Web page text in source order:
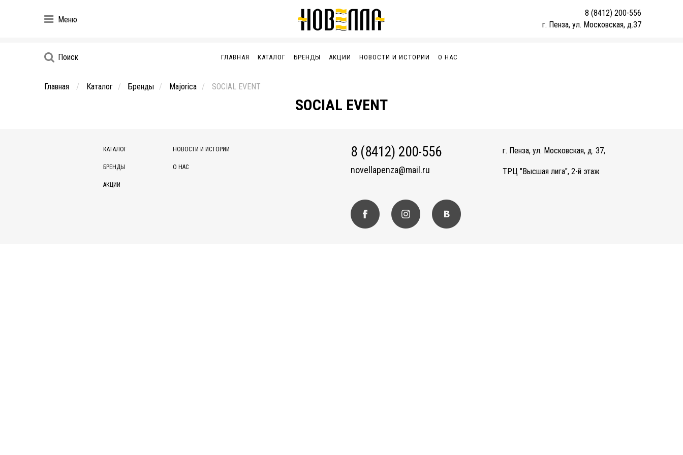
Меню
8 (8412) 200-556
г. Пенза, ул. Московская, д.37
Поиск ГЛАВНАЯ КАТАЛОГ БРЕНДЫ АКЦИИ НОВОСТИ И ИСТОРИИ О НАС
Главная Каталог Бренды Majorica SOCIAL EVENT
SOCIAL EVENT
КАТАЛОГ
БРЕНДЫ
АКЦИИ
НОВОСТИ И ИСТОРИИ
О НАС
8 (8412) 200-556
novellapenza@mail.ru
г. Пенза, ул. Московская, д. 37,
ТРЦ "Высшая лига", 2-й этаж